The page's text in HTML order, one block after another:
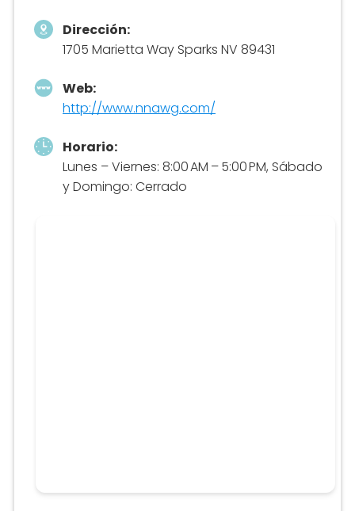
Dirección:
1705 Marietta Way Sparks NV 89431
Web:
http://www.nnawg.com/
Horario:
Lunes – Viernes: 8:00 AM – 5:00 PM, Sábado
y Domingo: Cerrado